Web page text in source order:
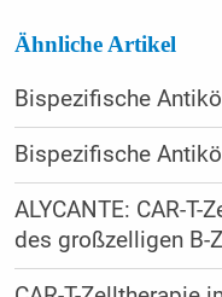
Ähnliche Artikel
Bispezifische
Bispezifische
ALYCANTE: CAR-
des großzelligen B-